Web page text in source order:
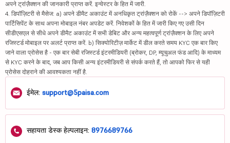
अपने ट्रांज़ैक्शन की जानकारी प्राप्त करें. इन्वेस्टर के हित में जारी.
4. डिपॉज़िटरी से मैसेज: a) अपने डीमैट अकाउंट में अनधिकृत ट्रांज़ैक्शन को रोकें --> अपने डिपॉज़िटरी
पार्टिसिपेंट के साथ अपना मोबाइल नंबर अपडेट करें. निवेशकों के हित में जारी किए गए उसी दिन
सीडीएसएल से सीधे अपने डीमैट अकाउंट में सभी डेबिट और अन्य महत्वपूर्ण ट्रांज़ैक्शन के लिए अपने
रजिस्टर्ड मोबाइल पर अलर्ट प्राप्त करें. b) सिक्योरिटीज़ मार्केट में डील करते समय KYC एक बार किए
जाने वाला प्रोसेस है - एक बार सेबी रजिस्टर्ड इंटरमीडियरी (ब्रोकर, DP, म्यूचुअल फंड आदि) के माध्यम
से KYC करने के बाद, जब आप किसी अन्य इंटरमीडियरी से संपर्क करते हैं, तो आपको फिर से यही
प्रोसेस दोहराने की आवश्यकता नहीं है.
ईमेल: support@5paisa.com
सहायता डेस्क हेल्पलाइन: 8976689766